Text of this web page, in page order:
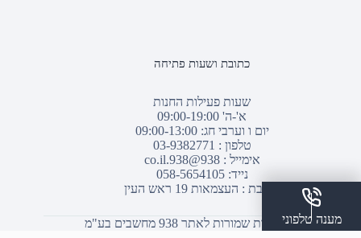
כתובת ושעות פתיחה
שעות פעילות החנות
א'-ה' 09:00-19:00
יום ו וערבי חג: 09:00-13:00
טלפון : 03-9382771
אימייל :938@938.co.il
נייד: 058-5654105
כתובת : העצמאות 19 ראש העין
© כל הזכויות שמורות לאתר 938 מחשבים בע"מ
מענה טלפוני